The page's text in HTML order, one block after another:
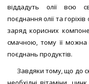
віддадуть олії всю
поєднання олії та
заряд корисних
смачною, тому її
поєднань продуктів.
Завдяки тому, що до